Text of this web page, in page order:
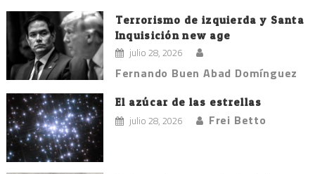
Terrorismo de izquierda y Santa
Inquisición new age
julio 28, 2026
Fernando Buen Abad Domínguez
El azúcar de las estrellas
julio 28, 2026 Frei Betto